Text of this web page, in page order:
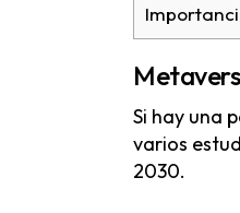
Si hay una
varios
2030.